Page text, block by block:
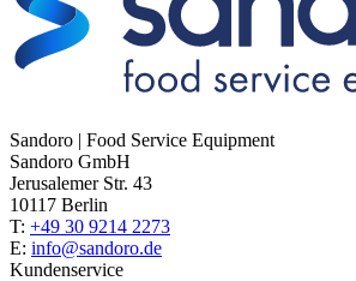
Sandoro | Food Service Equipment
Sandoro GmbH
Jerusalemer Str. 43
10117 Berlin
T: +49 30 9214 2273
E: info@sandoro.de
Kundenservice